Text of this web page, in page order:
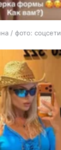
/ фото: соцсети